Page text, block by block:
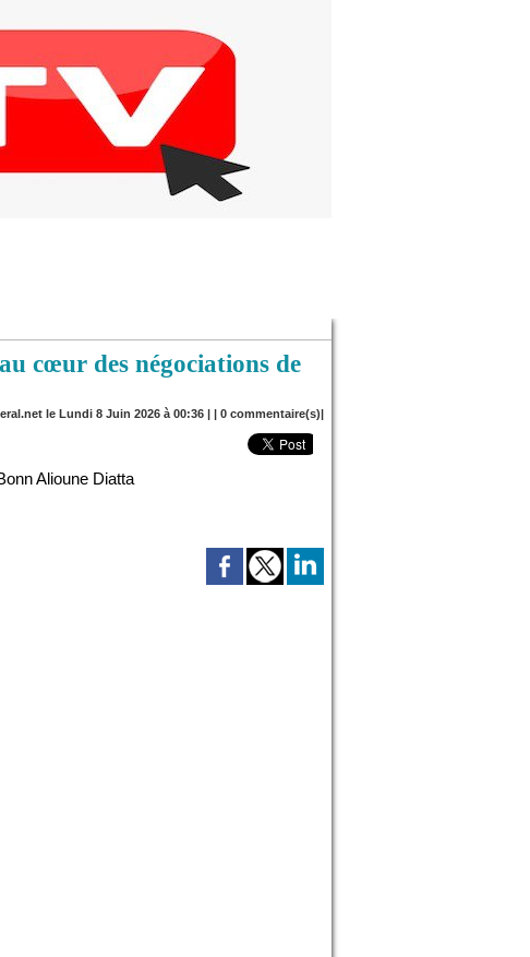
cœur des négociations de
le Lundi 8 Juin 2026 à 00:36 | | 0 commentaire(s)|
Alioune Diatta